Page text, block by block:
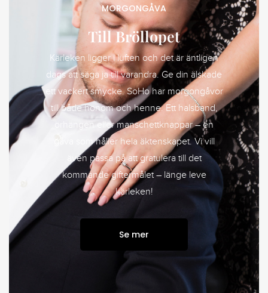
MORGONGÅVA
Till Bröllopet
Kärleken ligger i luften och det är äntligen
dags att säga ja till varandra. Ge din älskade
ett vackert smycke. SoHo har morgongåvor
till både honom och henne. Ett halsband,
örhängen eller manschettknappar – en
gåva som håller hela äktenskapet. Vi vill
även passa på att gratulera till det
kommande giftermålet – länge leve
kärleken!
Se mer